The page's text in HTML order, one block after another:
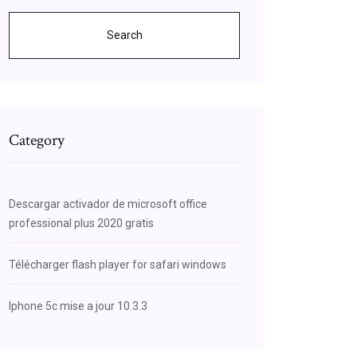
Search
Category
Descargar activador de microsoft office
professional plus 2020 gratis
Télécharger flash player for safari windows
Iphone 5c mise a jour 10.3.3